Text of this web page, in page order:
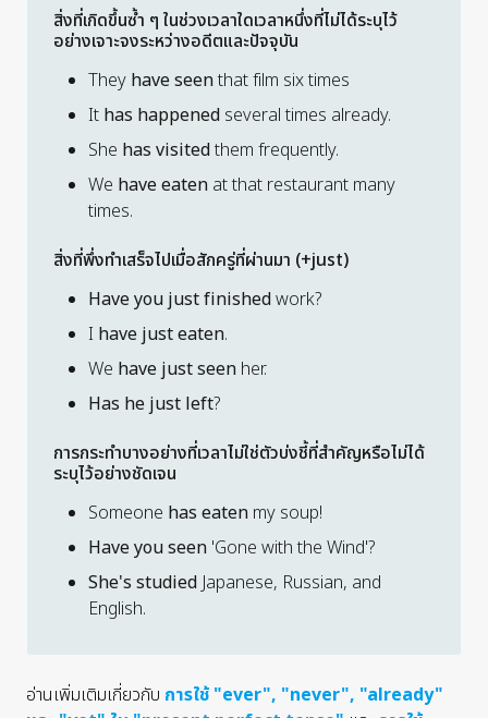
สิ่งที่เกิดขึ้นซ้ำ ๆ ในช่วงเวลาใดเวลาหนึ่งที่ไม่ได้ระบุไว้
อย่างเจาะจงระหว่างอดีตและปัจจุบัน
They have seenthat film six times
It has happened several times already.
She has visitedthem frequently.
We have eaten at that restaurant many
times.
สิ่งที่พึ่งทำเสร็จไปเมื่อสักครู่ที่ผ่านมา (+just)
Have you just finishedwork?
I have just eaten.
We have just seen her.
Has he just left?
การกระทำบางอย่างที่เวลาไม่ใช่ตัวบ่งชี้ที่สำคัญหรือไม่ได้
ระบุไว้อย่างชัดเจน
Someone has eaten my soup!
Have you seen 'Gone with the Wind'?
She's studied Japanese, Russian, and
English.
อ่านเพิ่มเติมเกี่ยวกับ การใช้ "ever", "never", "already"